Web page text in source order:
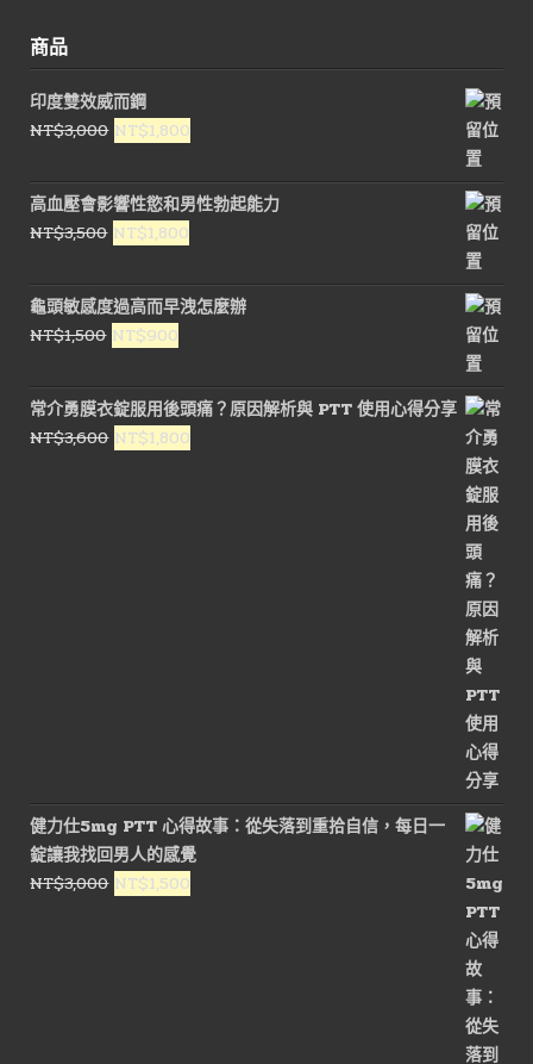
商品
印度雙效威而鋼
NT$3,000 原
價
格：
NT$3,000。
NT$1,800
價
格：
高血壓會影響性慾和男性勃起能力
NT$3,500 原
價
格：
NT$3,500。
NT$1,800
價
格：
龜頭敏感度過高而早洩怎麼辦
NT$1,500 原
價
格：
NT$1,500。
NT$900
價
格：
NT$900。
常介勇膜衣錠服用後頭痛？原因解析與 PTT 使用心得分享
NT$3,600 原
NT$1,800
健力仕5mg PTT 心得故事：從失落到重拾自信，每日一
錠讓我找回男人的感覺
NT$3,000 原
NT$1,500